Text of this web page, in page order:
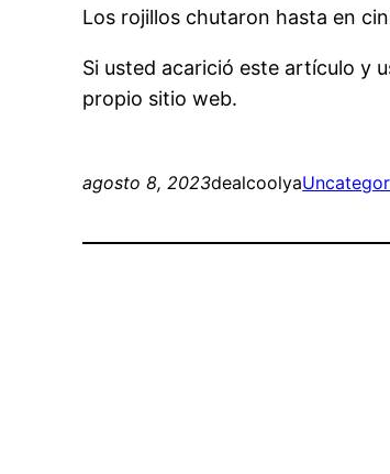
Los rojillos chutaron hasta en
Si usted acarició este artículo y
propio sitio web.
agosto 8, 2023dealcoolya